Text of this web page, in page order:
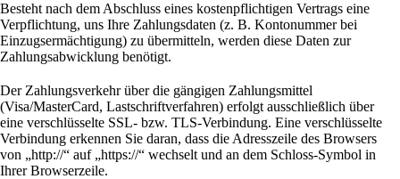
Besteht nach dem Abschluss eines kostenpflichtigen Vertrags eine
Verpflichtung, uns Ihre Zahlungsdaten (z. B. Kontonummer bei
Einzugsermächtigung) zu übermitteln, werden diese Daten zur
Zahlungsabwicklung benötigt.
Der Zahlungsverkehr über die gängigen Zahlungsmittel
(Visa/MasterCard, Lastschriftverfahren) erfolgt ausschließlich über
eine verschlüsselte SSL- bzw. TLS-Verbindung. Eine verschlüsselte
Verbindung erkennen Sie daran, dass die Adresszeile des Browsers
von „http://“ auf „https://“ wechselt und an dem Schloss-Symbol in
Ihrer Browserzeile.